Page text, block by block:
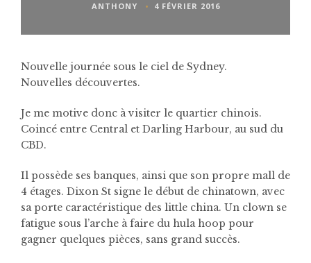
ANTHONY 4 FÉVRIER 2016
Nouvelle journée sous le ciel de Sydney.
Nouvelles découvertes.
Je me motive donc à visiter le quartier chinois.
Coincé entre Central et Darling Harbour, au sud du
CBD.
Il possède ses banques, ainsi que son propre mall de
4 étages. Dixon St signe le début de chinatown, avec
sa porte caractéristique des little china. Un clown se
fatigue sous l’arche à faire du hula hoop pour
gagner quelques pièces, sans grand succès.